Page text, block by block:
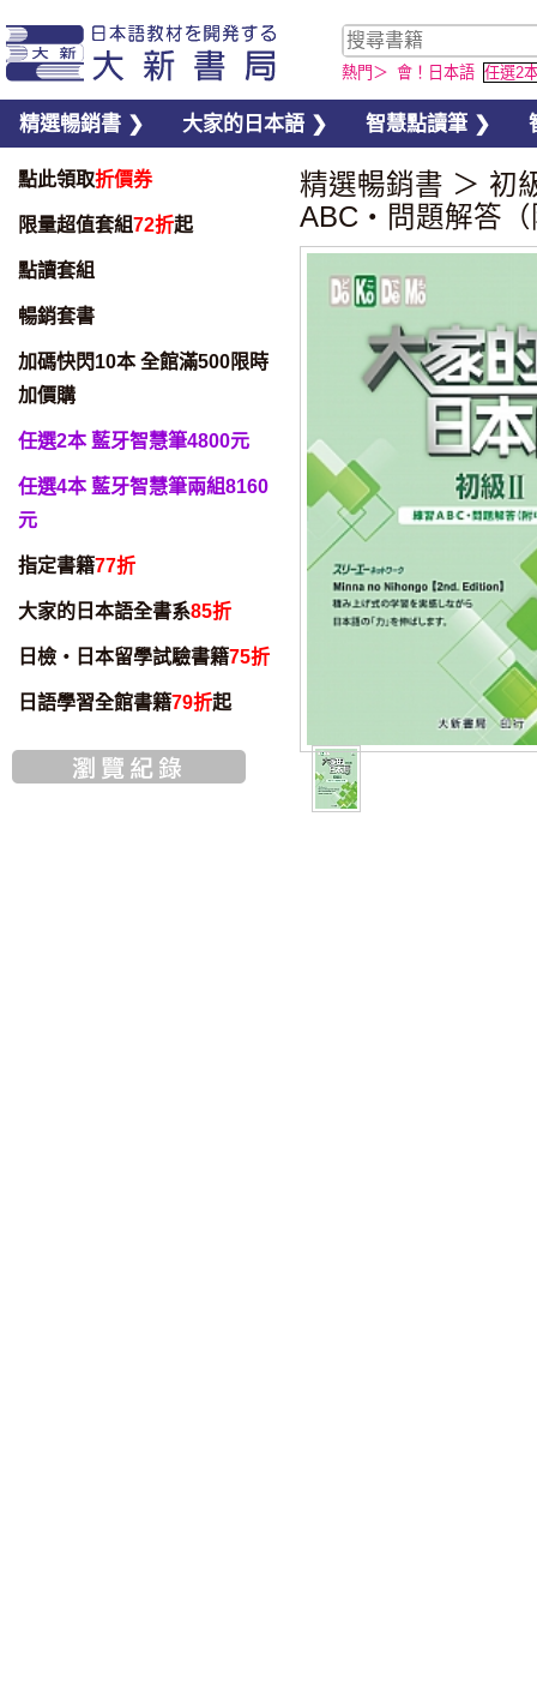
熱門＞ 會！日本語 任選2
精選暢銷書 ❯ 大家的日本語 ❯ 智慧點讀筆 ❯
點此領取折價券
限量超值套組72折起
點讀套組
暢銷套書
加碼快閃10本 全館滿500限時
加價購
任選2本 藍牙智慧筆4800元
任選4本 藍牙智慧筆兩組8160
元
指定書籍77折
大家的日本語全書系85折
日檢・日本留學試驗書籍75折
日語學習全館書籍79折起
精選暢銷書 ＞ 初
ABC・問題解答